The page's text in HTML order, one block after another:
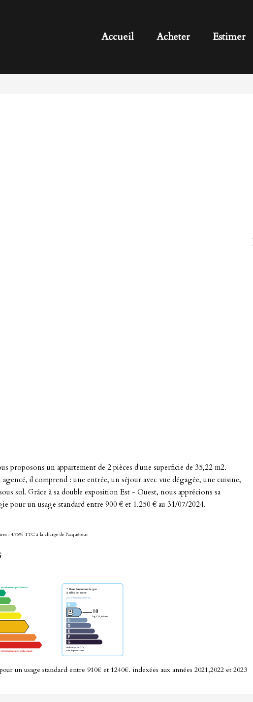
Accueil Acheter Estimer
proposons un appartement de 2 pièces d'une superficie de 35,22 m2.
il comprend : une entrée, un séjour avec vue dégagée, une cuisine,
sol. Grâce à sa double exposition Est - Ouest, nous apprécions sa
pour un usage standard entre 900 € et 1.250 € au 31/07/2024.
: 4.76% TTC à la charge de l'acquéreur
un usage standard entre 910€ et 1240€. indexées aux années 2021,2022 et 2023